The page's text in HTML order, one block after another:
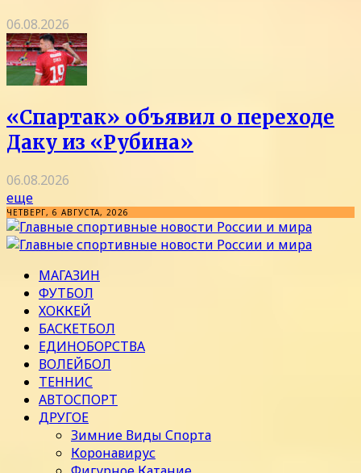
06.08.2026
«Спартак» объявил о переходе
Даку из «Рубина»
06.08.2026
еще
ЧЕТВЕРГ, 6 АВГУСТА, 2026
МАГАЗИН
ФУТБОЛ
ХОККЕЙ
БАСКЕТБОЛ
ЕДИНОБОРСТВА
ВОЛЕЙБОЛ
ТЕННИС
АВТОСПОРТ
ДРУГОЕ
Зимние Виды Спорта
Коронавирус